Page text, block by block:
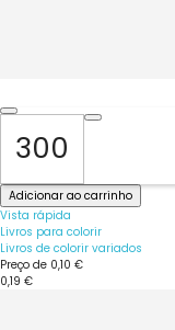
Adicionar ao carrinho
Vista rápida
Livros para colorir
Livros de colorir variados
Preço de 0,10 €
0,19 €